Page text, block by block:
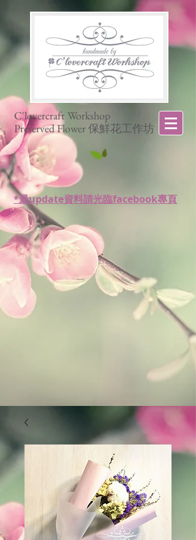
C'lovercraft Workshop
Preserved Flower 保鮮花工作坊
*最update資料請光臨facebook專頁